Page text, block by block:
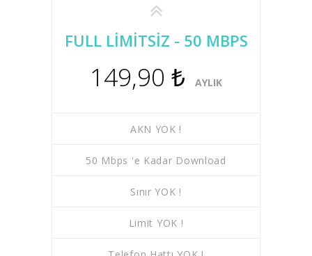
FULL LİMİTSİZ - 50 MBPS
149,90 ₺ AYLIK
AKN YOK !
50 Mbps 'e Kadar Download
Sınır YOK !
Limit YOK !